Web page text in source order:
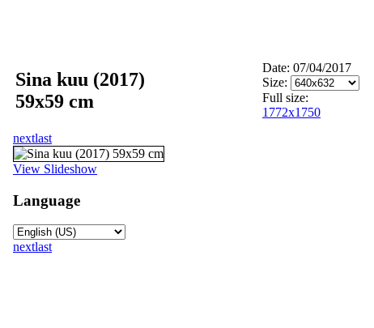
Sina kuu (2017)
59x59 cm
Date: 07/04/2017
Size:
Full size:
1772x1750
nextlast
View Slideshow
Language
nextlast